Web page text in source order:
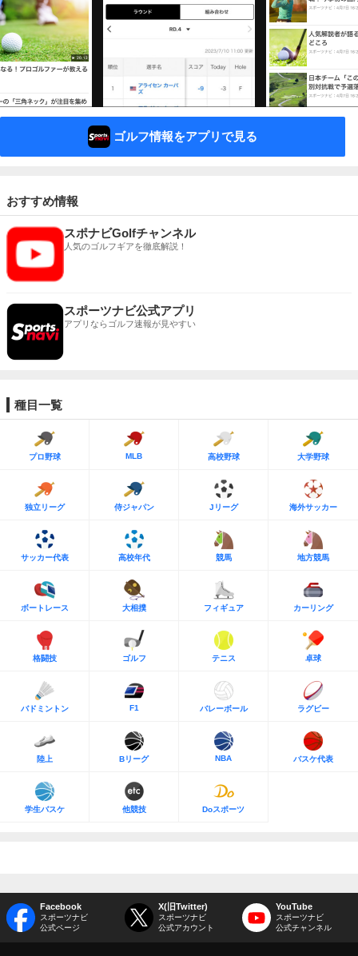
ゴルフ情報をアプリで見る
おすすめ情報
スポナビGolfチャンネル
人気のゴルフギアを徹底解説！
スポーツナビ公式アプリ
アプリならゴルフ速報が見やすい
種目一覧
プロ野球 MLB 高校野球 大学野球
独立リーグ 侍ジャパン Jリーグ 海外サッカー
サッカー代表 高校年代 競馬 地方競馬
ボートレース 大相撲 フィギュア カーリング
格闘技 ゴルフ テニス 卓球
バドミントン F1 バレーボール ラグビー
陸上 Bリーグ NBA バスケ代表
学生バスケ 他競技 Doスポーツ
Facebook
スポーツナビ
公式ページ
X(旧Twitter)
スポーツナビ
公式アカウント
YouTube
スポーツナビ
公式チャンネル